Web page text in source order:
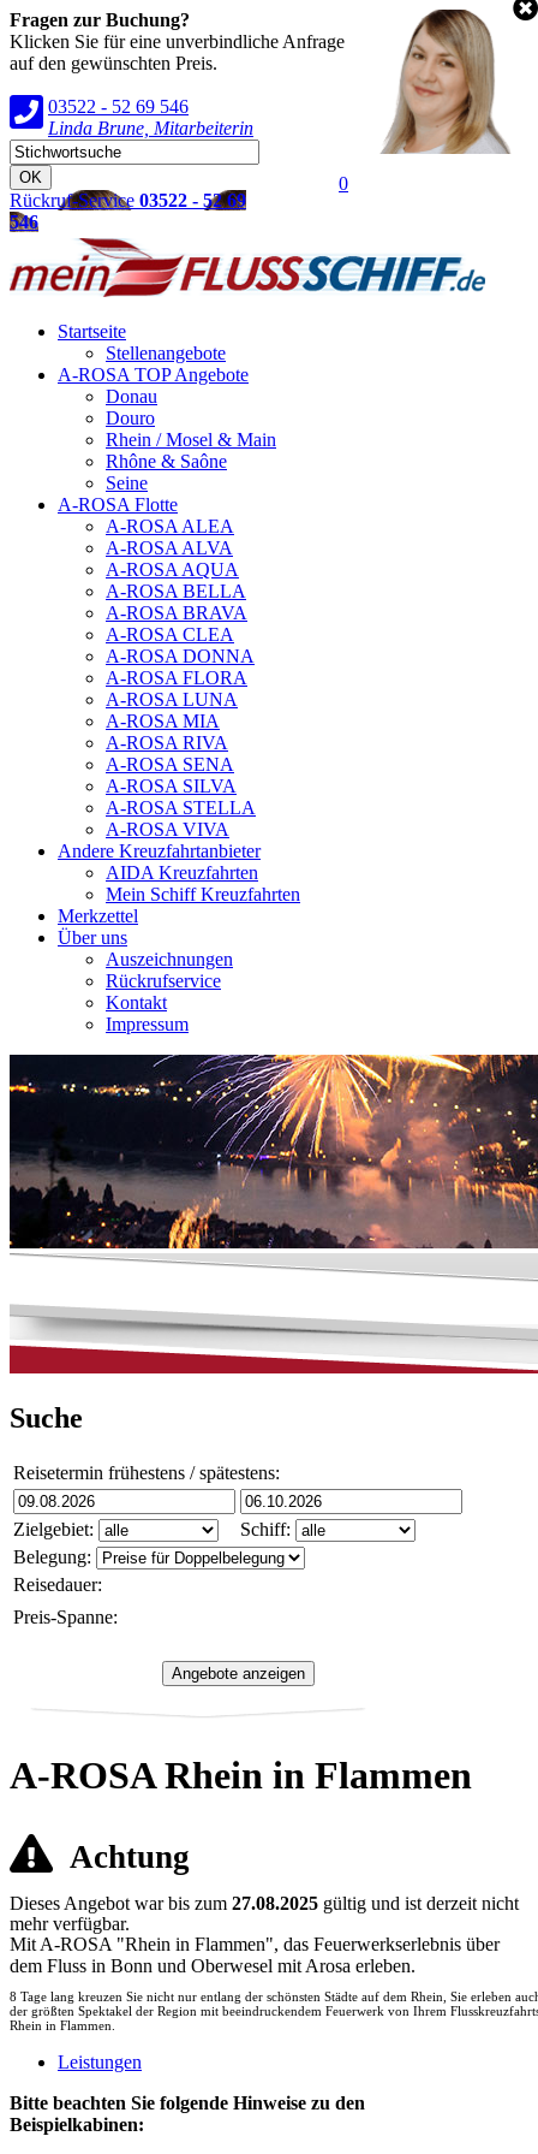
Fragen zur Buchung?
Klicken Sie für eine unverbindliche Anfrage
auf den gewünschten Preis.
03522 - 52 69 546
Linda Brune, Mitarbeiterin
0
Rückruf-Service 03522 - 52 69
546
Startseite
Stellenangebote
A-ROSA TOP Angebote
Donau
Douro
Rhein / Mosel & Main
Rhône & Saône
Seine
A-ROSA Flotte
A-ROSA ALEA
A-ROSA ALVA
A-ROSA AQUA
A-ROSA BELLA
A-ROSA BRAVA
A-ROSA CLEA
A-ROSA DONNA
A-ROSA FLORA
A-ROSA LUNA
A-ROSA MIA
A-ROSA RIVA
A-ROSA SENA
A-ROSA SILVA
A-ROSA STELLA
A-ROSA VIVA
Andere Kreuzfahrtanbieter
AIDA Kreuzfahrten
Mein Schiff Kreuzfahrten
Merkzettel
Über uns
Auszeichnungen
Rückrufservice
Kontakt
Impressum
Suche
Reisetermin frühestens / spätestens:
Zielgebiet:
Schiff:
Belegung:
Reisedauer:
Preis-Spanne:
A-ROSA Rhein in Flammen
Achtung
Dieses Angebot war bis zum 27.08.2025 gültig und ist derzeit nicht
mehr verfügbar.
Mit A-ROSA "Rhein in Flammen", das Feuerwerkserlebnis über
dem Fluss in Bonn und Oberwesel mit Arosa erleben.
8 Tage lang kreuzen Sie nicht nur entlang der schönsten Städte auf dem Rhein, Sie erleben
der größten Spektakel der Region mit beeindruckendem Feuerwerk von Ihrem
Rhein in Flammen.
Leistungen
Bitte beachten Sie folgende Hinweise zu den
Beispielkabinen: